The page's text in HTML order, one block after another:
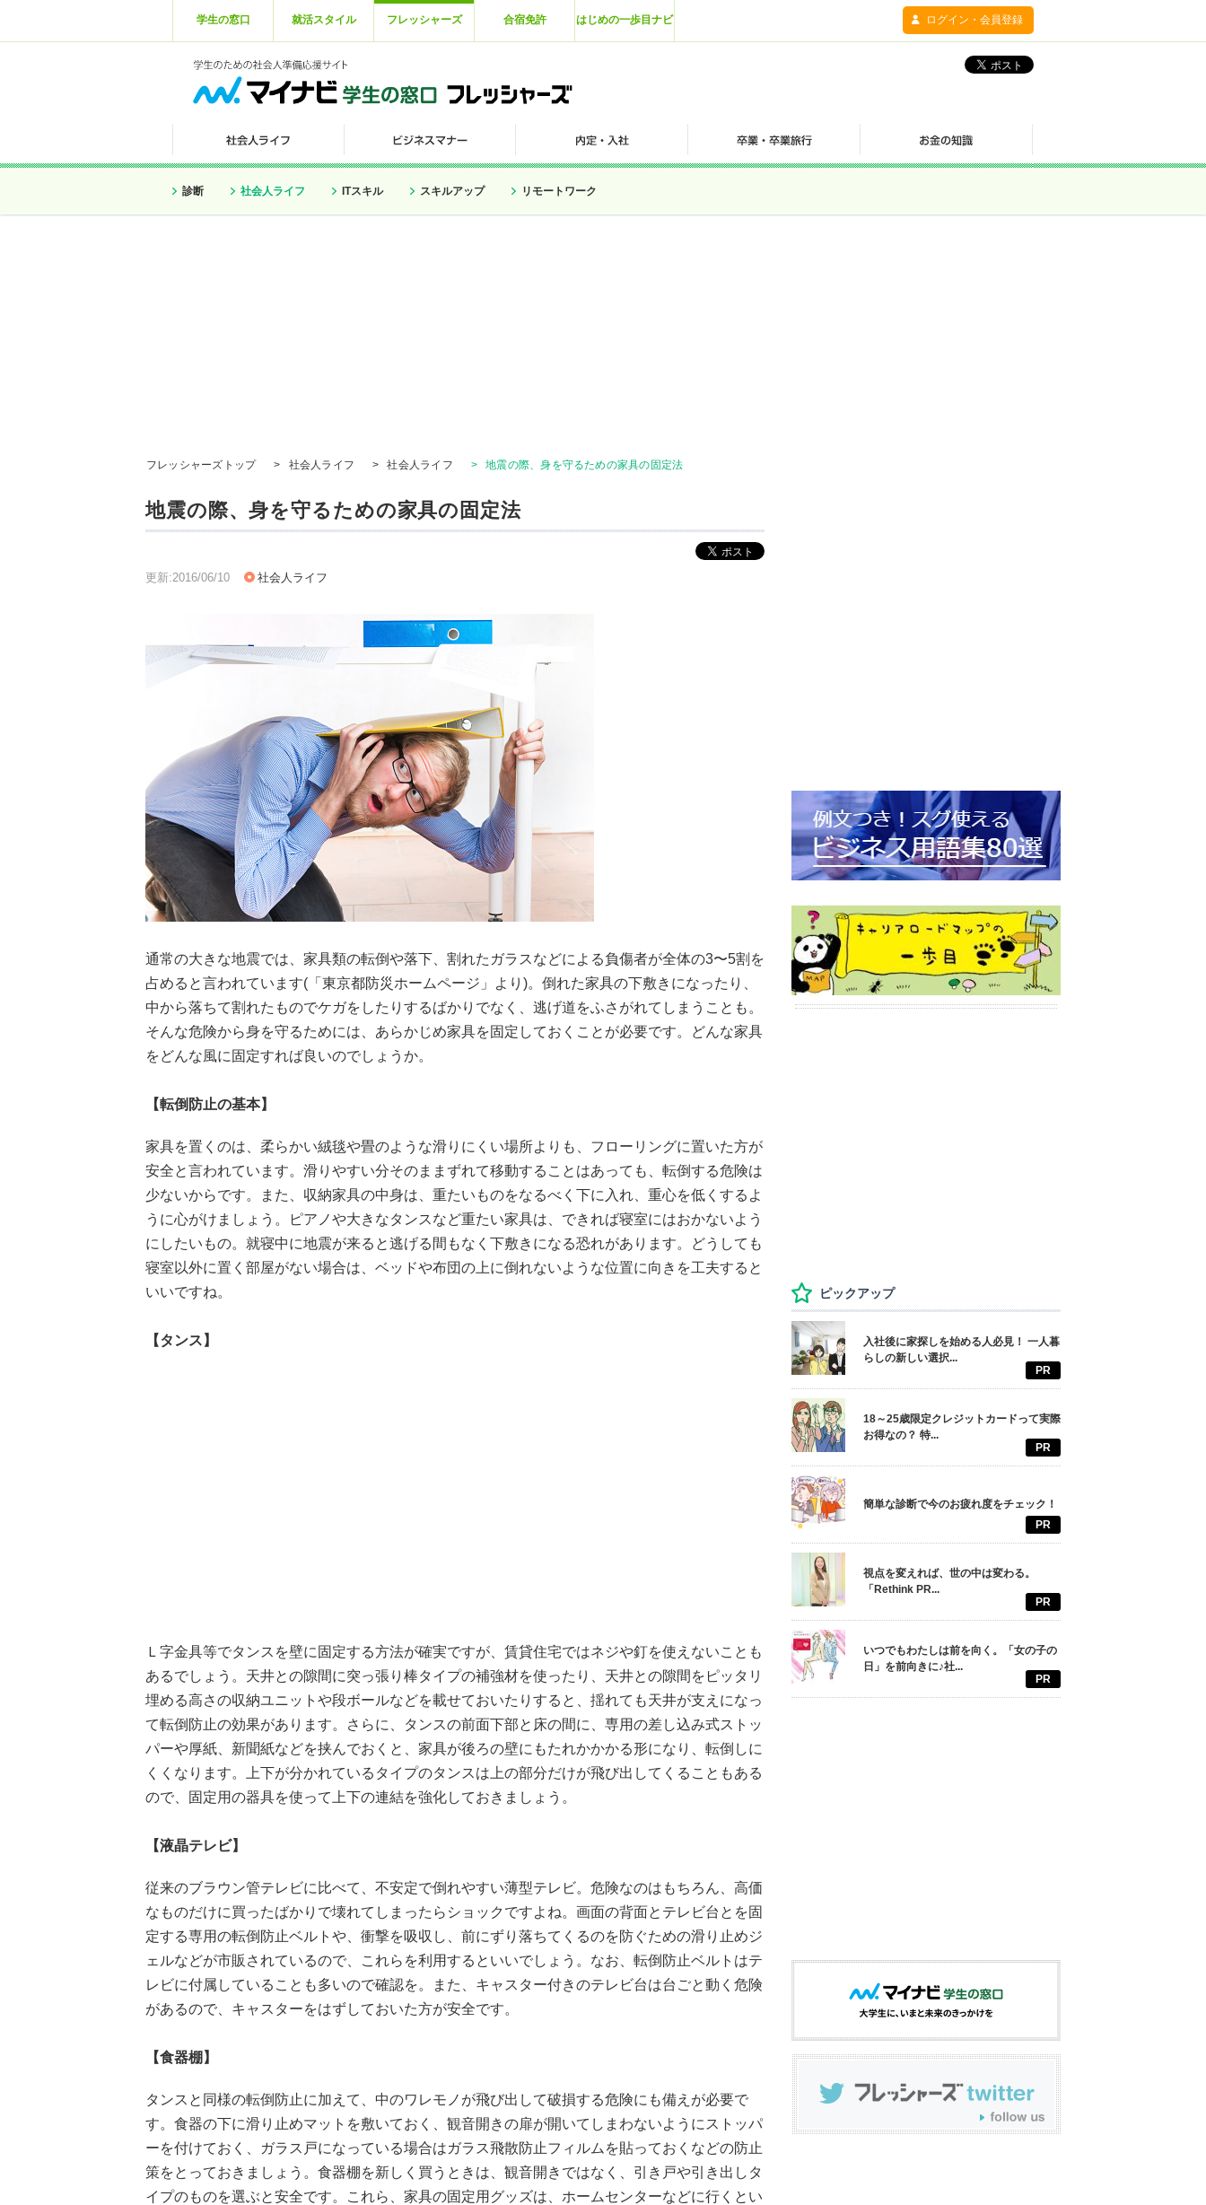
学生の窓口 就活スタイル フレッシャーズ 合宿免許 はじめの一歩目ナビ ログイン・会員登録
診断 社会人ライフ ITスキル スキルアップ リモートワーク
フレッシャーズトップ > 社会人ライフ > 社会人ライフ > 地震の際、身を守るための家具の固定法
地震の際、身を守るための家具の固定法
更新:2016/06/10 社会人ライフ
通常の大きな地震では、家具類の転倒や落下、割れたガラスなどによる負傷者が全体の3〜5割を
占めると言われています(「東京都防災ホームページ」より)。倒れた家具の下敷きになったり、
中から落ちて割れたものでケガをしたりするばかりでなく、逃げ道をふさがれてしまうことも。
そんな危険から身を守るためには、あらかじめ家具を固定しておくことが必要です。どんな家具
をどんな風に固定すれば良いのでしょうか。
【転倒防止の基本】
家具を置くのは、柔らかい絨毯や畳のような滑りにくい場所よりも、フローリングに置いた方が
安全と言われています。滑りやすい分そのままずれて移動することはあっても、転倒する危険は
少ないからです。また、収納家具の中身は、重たいものをなるべく下に入れ、重心を低くするよ
うに心がけましょう。ピアノや大きなタンスなど重たい家具は、できれば寝室にはおかないよう
にしたいもの。就寝中に地震が来ると逃げる間もなく下敷きになる恐れがあります。どうしても
寝室以外に置く部屋がない場合は、ベッドや布団の上に倒れないような位置に向きを工夫すると
いいですね。
【タンス】
Ｌ字金具等でタンスを壁に固定する方法が確実ですが、賃貸住宅ではネジや釘を使えないことも
あるでしょう。天井との隙間に突っ張り棒タイプの補強材を使ったり、天井との隙間をピッタリ
埋める高さの収納ユニットや段ボールなどを載せておいたりすると、揺れても天井が支えになっ
て転倒防止の効果があります。さらに、タンスの前面下部と床の間に、専用の差し込み式ストッ
パーや厚紙、新聞紙などを挟んでおくと、家具が後ろの壁にもたれかかかる形になり、転倒しに
くくなります。上下が分かれているタイプのタンスは上の部分だけが飛び出してくることもある
ので、固定用の器具を使って上下の連結を強化しておきましょう。
【液晶テレビ】
従来のブラウン管テレビに比べて、不安定で倒れやすい薄型テレビ。危険なのはもちろん、高価
なものだけに買ったばかりで壊れてしまったらショックですよね。画面の背面とテレビ台とを固
定する専用の転倒防止ベルトや、衝撃を吸収し、前にずり落ちてくるのを防ぐための滑り止めジ
ェルなどが市販されているので、これらを利用するといいでしょう。なお、転倒防止ベルトはテ
レビに付属していることも多いので確認を。また、キャスター付きのテレビ台は台ごと動く危険
があるので、キャスターをはずしておいた方が安全です。
【食器棚】
タンスと同様の転倒防止に加えて、中のワレモノが飛び出して破損する危険にも備えが必要で
す。食器の下に滑り止めマットを敷いておく、観音開きの扉が開いてしまわないようにストッパ
ーを付けておく、ガラス戸になっている場合はガラス飛散防止フィルムを貼っておくなどの防止
策をとっておきましょう。食器棚を新しく買うときは、観音開きではなく、引き戸や引き出しタ
イプのものを選ぶと安全です。これら、家具の固定用グッズは、ホームセンターなどに行くとい
ピックアップ
入社後に家探しを始める人必見！ 一人暮
らしの新しい選択...
PR
18～25歳限定クレジットカードって実際
お得なの？ 特...
PR
簡単な診断で今のお疲れ度をチェック！
PR
視点を変えれば、世の中は変わる。
「Rethink PR...
PR
いつでもわたしは前を向く。「女の子の
日」を前向きに♪社...
PR